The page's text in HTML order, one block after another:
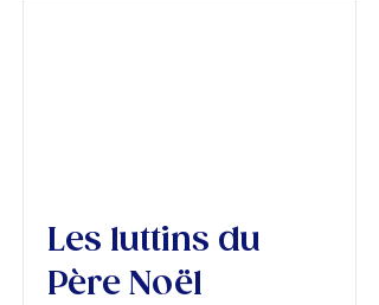
Les luttins du
Père Noël